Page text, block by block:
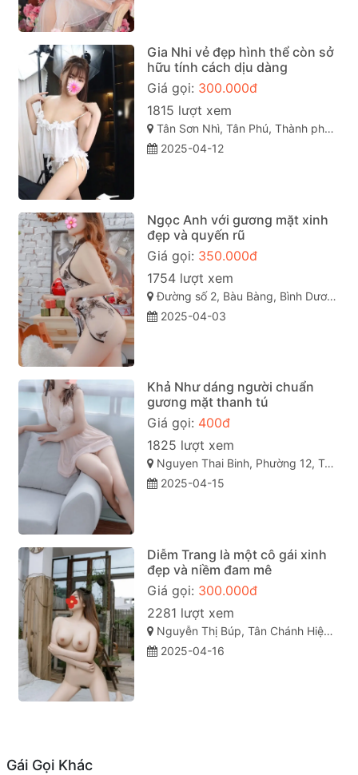
Gia Nhi vẻ đẹp hình thể còn sở
hữu tính cách dịu dàng
Giá gọi: 300.000đ
1815 lượt xem
Tân Sơn Nhì, Tân Phú, Thành phố Hồ Chí Minh
2025-04-12
Ngọc Anh với gương mặt xinh
đẹp và quyến rũ
Giá gọi: 350.000đ
1754 lượt xem
Đường số 2, Bàu Bàng, Bình Dương
2025-04-03
Khả Như dáng người chuẩn
gương mặt thanh tú
Giá gọi: 400đ
1825 lượt xem
Nguyen Thai Binh, Phường 12, Tân Bình, Thành phố Hồ Chí Minh
2025-04-15
Diễm Trang là một cô gái xinh
đẹp và niềm đam mê
Giá gọi: 300.000đ
2281 lượt xem
Nguyễn Thị Búp, Tân Chánh Hiệp, Quận 12, Thành phố Hồ Chí Minh
2025-04-16
Gái Gọi Khác